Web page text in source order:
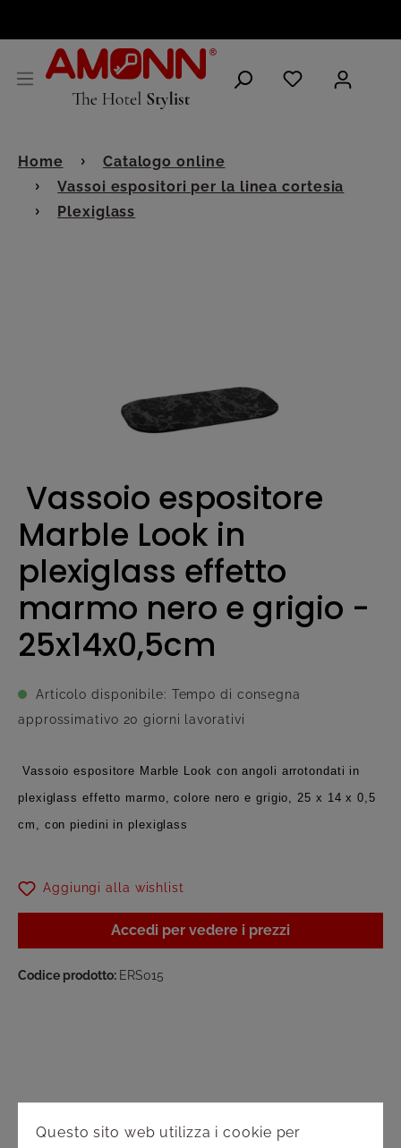
Home
Catalogo online
Vassoi espositori per la linea cortesia
Plexiglass
Vassoio espositore
Marble Look in
plexiglass effetto
marmo nero e grigio -
25x14x0,5cm
Articolo disponibile: Tempo di consegna
approssimativo 20 giorni lavorativi
Vassoio espositore Marble Look con angoli arrotondati in
plexiglass effetto marmo, colore nero e grigio, 25 x 14 x 0,5
cm, con piedini in plexiglass
Aggiungi alla wishlist
Accedi per vedere i prezzi
Codice prodotto: ERS015
Assistenza
Questo sito web utilizza i cookie per